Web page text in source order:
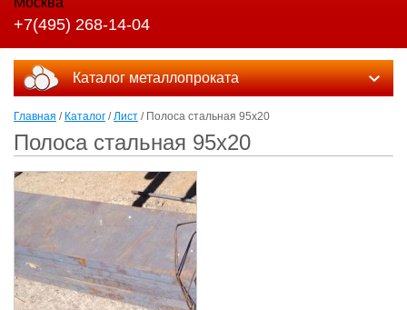
+7(495) 268-14-04
Каталог металлопроката
Главная / Каталог /Лист / Полоса стальная 95x20
Полоса стальная 95x20